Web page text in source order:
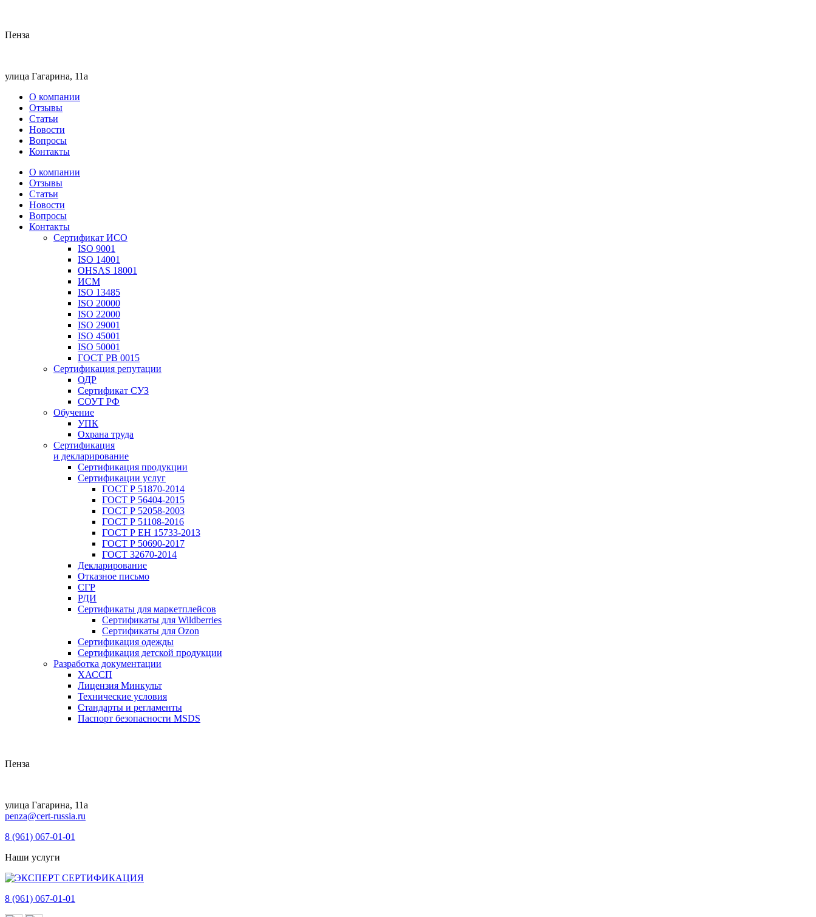
Пенза
улица Гагарина, 11а
О компании
Отзывы
Статьи
Новости
Вопросы
Контакты
О компании
Отзывы
Статьи
Новости
Вопросы
Контакты
Сертификат ИСО
ISO 9001
ISO 14001
OHSAS 18001
ИСМ
ISO 13485
ISO 20000
ISO 22000
ISO 29001
ISO 45001
ISO 50001
ГОСТ РВ 0015
Сертификация репутации
ОДР
Сертификат СУЗ
СОУТ РФ
Обучение
УПК
Охрана труда
Сертификация
и декларирование
Сертификация продукции
Сертификации услуг
ГОСТ Р 51870-2014
ГОСТ Р 56404-2015
ГОСТ Р 52058-2003
ГОСТ Р 51108-2016
ГОСТ Р ЕН 15733-2013
ГОСТ Р 50690-2017
ГОСТ 32670-2014
Декларирование
Отказное письмо
СГР
РДИ
Сертификаты для маркетплейсов
Сертификаты для Wildberries
Сертификаты для Ozon
Сертификация одежды
Сертификация детской продукции
Разработка документации
ХАССП
Лицензия Минкульт
Технические условия
Стандарты и регламенты
Паспорт безопасности MSDS
Пенза
улица Гагарина, 11а
penza@cert-russia.ru
8 (961) 067-01-01
Наши услуги
8 (961) 067-01-01